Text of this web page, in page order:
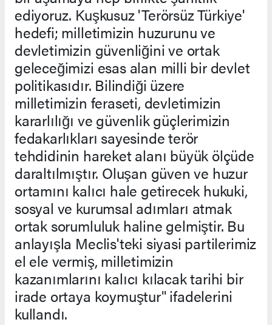
ediyoruz. Kuşkusuz 'Terörsüz Türkiye'
hedefi; milletimizin huzurunu ve
devletimizin güvenliğini ve ortak
geleceğimizi esas alan milli bir devlet
politikasıdır. Bilindiği üzere
milletimizin feraseti, devletimizin
kararlılığı ve güvenlik güçlerimizin
fedakarlıkları sayesinde terör
tehdidinin hareket alanı büyük ölçüde
daraltılmıştır. Oluşan güven ve huzur
ortamını kalıcı hale getirecek hukuki,
sosyal ve kurumsal adımları atmak
ortak sorumluluk haline gelmiştir. Bu
anlayışla Meclis'teki siyasi partilerimiz
el ele vermiş, milletimizin
kazanımlarını kalıcı kılacak tarihi bir
irade ortaya koymuştur" ifadelerini
kullandı.